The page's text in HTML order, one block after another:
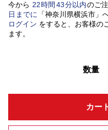
今から 22時間 43分以内のご
日 までに 「神奈川県横浜市」
ログイン をすると、お客様の
ます。
数量
カー